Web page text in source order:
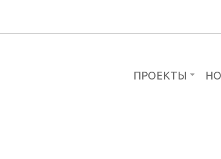
ПРОЕКТЫ